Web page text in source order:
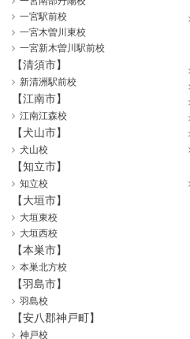
一宮駅前校
一宮木曽川東校
一宮新木曽川駅前校
【清須市】
新清洲駅前校
【江南市】
江南江森校
【犬山市】
犬山校
【知立市】
知立校
【大垣市】
大垣東校
大垣西校
【本巣市】
本巣北方校
【羽島市】
羽島校
【安八郡神戸町】
神戸校